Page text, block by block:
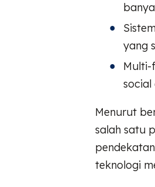
yang
social
Menurut
salah satu
teknologi